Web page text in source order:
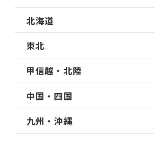
北海道
東北
甲信越・北陸
中国・四国
九州・沖縄